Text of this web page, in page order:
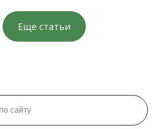
Еще статьи